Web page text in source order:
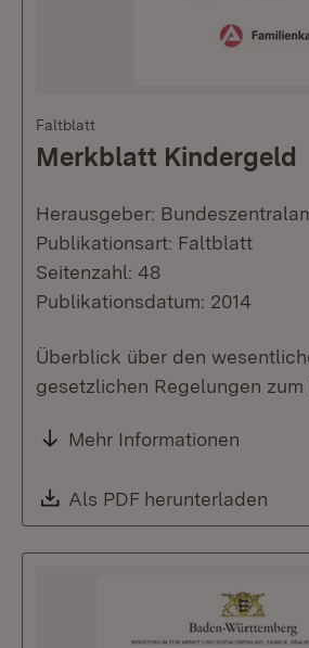
Faltblatt
Merkblatt Kindergeld
Herausgeber:
Publikationsart: Faltblatt
Seitenzahl: 48
Publikationsdatum: 2014
Überblick über den
gesetzlichen Regelungen zum
Mehr Informationen
Download:
Als PDF herunterladen